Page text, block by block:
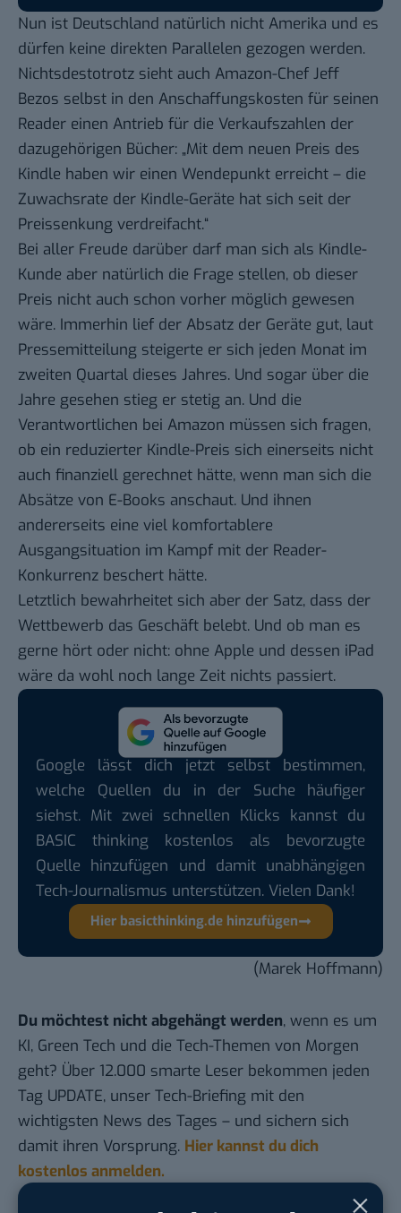
Nun ist Deutschland natürlich nicht Amerika und es
dürfen keine direkten Parallelen gezogen werden.
Nichtsdestotrotz sieht auch Amazon-Chef Jeff
Bezos selbst in den Anschaffungskosten für seinen
Reader einen Antrieb für die Verkaufszahlen der
dazugehörigen Bücher: „Mit dem neuen Preis des
Kindle haben wir einen Wendepunkt erreicht – die
Zuwachsrate der Kindle-Geräte hat sich seit der
Preissenkung verdreifacht.“
Bei aller Freude darüber darf man sich als Kindle-
Kunde aber natürlich die Frage stellen, ob dieser
Preis nicht auch schon vorher möglich gewesen
wäre. Immerhin lief der Absatz der Geräte gut, laut
Pressemitteilung steigerte er sich jeden Monat im
zweiten Quartal dieses Jahres. Und sogar über die
Jahre gesehen stieg er stetig an. Und die
Verantwortlichen bei Amazon müssen sich fragen,
ob ein reduzierter Kindle-Preis sich einerseits nicht
auch finanziell gerechnet hätte, wenn man sich die
Absätze von E-Books anschaut. Und ihnen
andererseits eine viel komfortablere
Ausgangsituation im Kampf mit der Reader-
Konkurrenz beschert hätte.
Letztlich bewahrheitet sich aber der Satz, dass der
Wettbewerb das Geschäft belebt. Und ob man es
gerne hört oder nicht: ohne Apple und dessen iPad
wäre da wohl noch lange Zeit nichts passiert.
Google lässt dich jetzt selbst bestimmen,
welche Quellen du in der Suche häufiger
siehst. Mit zwei schnellen Klicks kannst du
BASIC thinking kostenlos als bevorzugte
Quelle hinzufügen und damit unabhängigen
Tech-Journalismus unterstützen. Vielen Dank!
Hier basicthinking.de hinzufügen
(Marek Hoffmann)
Du möchtest nicht abgehängt werden, wenn es um
KI, Green Tech und die Tech-Themen von Morgen
geht? Über 12.000 smarte Leser bekommen jeden
Tag UPDATE, unser Tech-Briefing mit den
wichtigsten News des Tages – und sichern sich
damit ihren Vorsprung. Hier kannst du dich
kostenlos anmelden.